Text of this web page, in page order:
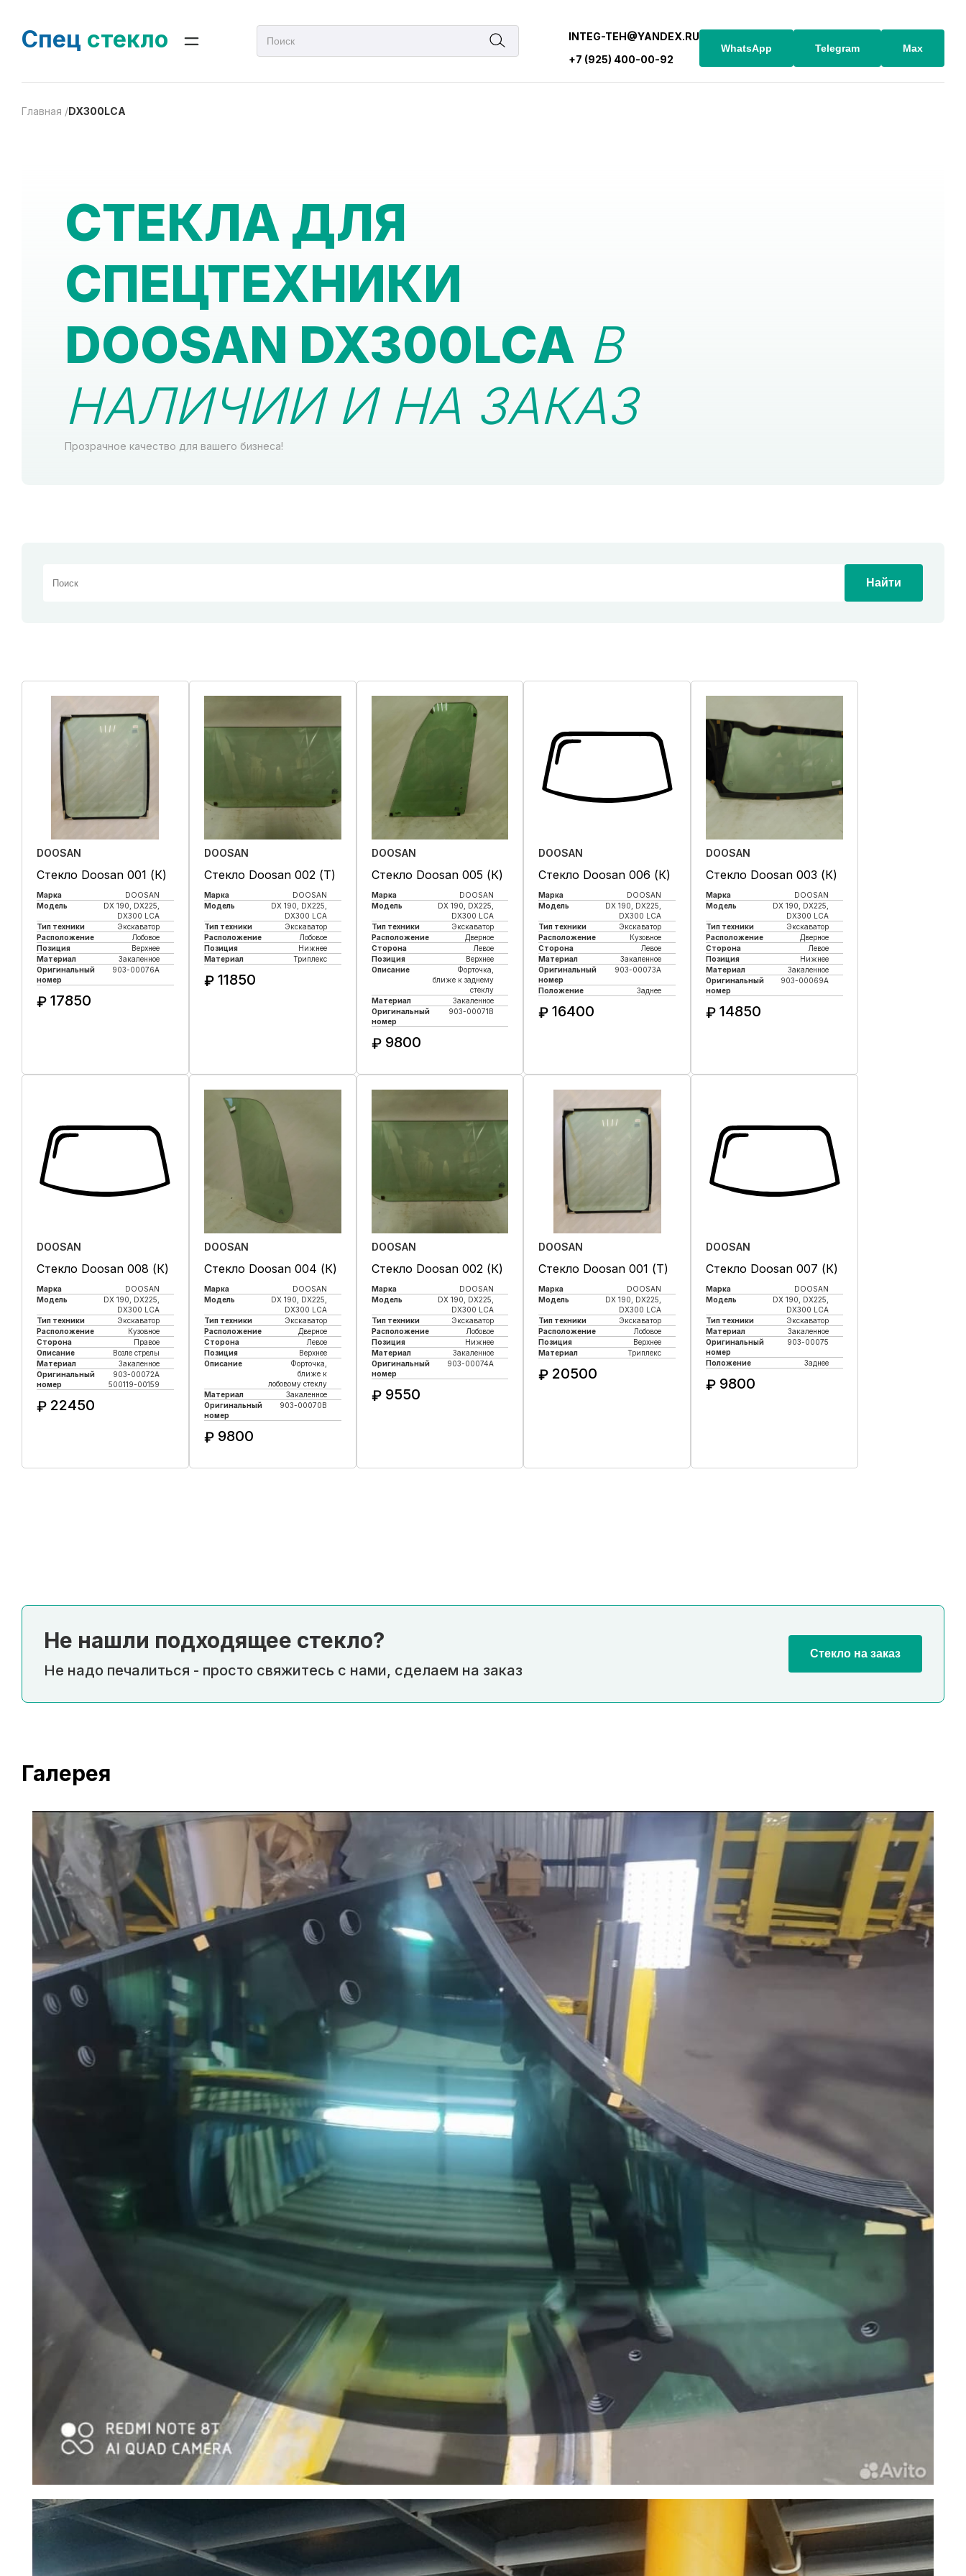
Спец стекло
INTEG-TEH@YANDEX.RU
+7 (925) 400-00-92
WhatsApp Telegram Max
Главная /DX300LCA
СТЕКЛА ДЛЯ
СПЕЦТЕХНИКИ
DOOSAN DX300LCA В
НАЛИЧИИ И НА ЗАКАЗ
Прозрачное качество для вашего бизнеса!
Найти
DOOSAN
Стекло Doosan 001 (К)
Марка
DOOSAN
Модель
DX 190, DX225,
DX300 LCA
Тип техники
Экскаватор
Расположение
Лобовое
Позиция
Верхнее
Материал
Закаленное
Оригинальный
номер
903-00076A
₽ 17850
DOOSAN
Стекло Doosan 002 (Т)
Марка
DOOSAN
Модель
DX 190, DX225,
DX300 LCA
Тип техники
Экскаватор
Расположение
Лобовое
Позиция
Нижнее
Материал
Триплекс
₽ 11850
DOOSAN
Стекло Doosan 005 (К)
Марка
DOOSAN
Модель
DX 190, DX225,
DX300 LCA
Тип техники
Экскаватор
Расположение
Дверное
Сторона
Левое
Позиция
Верхнее
Описание
Форточка,
ближе к заднему
стеклу
Материал
Закаленное
Оригинальный
номер
903-00071B
₽ 9800
DOOSAN
Стекло Doosan 006 (К)
Марка
DOOSAN
Модель
DX 190, DX225,
DX300 LCA
Тип техники
Экскаватор
Расположение
Кузовное
Сторона
Левое
Материал
Закаленное
Оригинальный
номер
903-00073A
Положение Заднее
₽16400
DOOSAN
Стекло Doosan 003 (К)
Марка
DOOSAN
Модель
DX 190, DX225,
DX300 LCA
Тип техники
Экскаватор
Расположение
Дверное
Сторона
Левое
Позиция
Нижнее
Материал
Закаленное
Оригинальный
номер
903-00069А
₽14850
DOOSAN
Стекло Doosan 008 (К)
Марка
DOOSAN
Модель
DX 190, DX225,
DX300 LCA
Тип техники
Экскаватор
Расположение
Кузовное
Сторона
Правое
Описание
Возле стрелы
Материал
Закаленное
Оригинальный
номер
903-00072A
500119-00159
₽ 22450
DOOSAN
Стекло Doosan 004 (К)
Марка
DOOSAN
Модель
DX 190, DX225,
DX300 LCA
Тип техники
Экскаватор
Расположение
Дверное
Сторона
Левое
Позиция
Верхнее
Описание
Форточка,
ближе к
лобовому стеклу
Материал
Закаленное
Оригинальный
номер
903-00070B
₽ 9800
DOOSAN
Стекло Doosan 002 (К)
Марка
DOOSAN
Модель
DX 190, DX225,
DX300 LCA
Тип техники
Экскаватор
Расположение
Лобовое
Позиция
Нижнее
Материал
Закаленное
Оригинальный
номер
903-00074A
₽ 9550
DOOSAN
Стекло Doosan 001 (Т)
Марка
DOOSAN
Модель
DX 190, DX225,
DX300 LCA
Тип техники
Экскаватор
Расположение
Лобовое
Позиция
Верхнее
Материал
Триплекс
₽ 20500
DOOSAN
Стекло Doosan 007 (К)
Марка
DOOSAN
Модель
DX 190, DX225,
DX300 LCA
Тип техники
Экскаватор
Материал
Закаленное
Оригинальный
номер
903-00075
Положение Заднее
₽ 9800
Не нашли подходящее стекло?
Не надо печалиться - просто свяжитесь с нами, сделаем на заказ
Стекло на заказ
Галерея